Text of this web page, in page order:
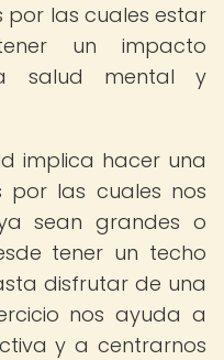
por las cuales estar
un impacto
salud mental y
implica hacer una
las cuales nos
sean grandes o
tener un techo
disfrutar de una
nos ayuda a
y a centrarnos